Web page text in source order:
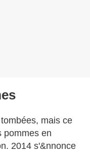
mais ce
pommes en
2014 s'&nnonce